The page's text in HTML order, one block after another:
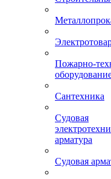
Пожарно-
Сантехника
Судовая
арматура
Судовая